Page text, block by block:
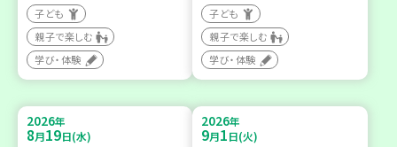
子ども
親子で楽しむ
学び・体験
子ども
親子で楽しむ
学び・体験
2026年
8月19日(水)
2026年
9月1日(火)